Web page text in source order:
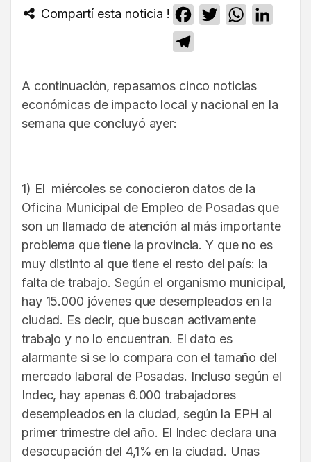
Compartí esta noticia ! Facebook
TwitterWhatsApp
A continuación, repasamos cinco noticias
económicas de impacto local y nacional en la
semana que concluyó ayer:
1) El miércoles se conocieron datos de la
Oficina Municipal de Empleo de Posadas que
son un llamado de atención al más importante
problema que tiene la provincia. Y que no es
muy distinto al que tiene el resto del país: la
falta de trabajo. Según el organismo municipal,
hay 15.000 jóvenes que desempleados en la
ciudad. Es decir, que buscan activamente
trabajo y no lo encuentran. El dato es
alarmante si se lo compara con el tamaño del
mercado laboral de Posadas. Incluso según el
Indec, hay apenas 6.000 trabajadores
desempleados en la ciudad, según la EPH al
primer trimestre del año. El Indec declara una
desocupación del 4,1% en la ciudad. Unas